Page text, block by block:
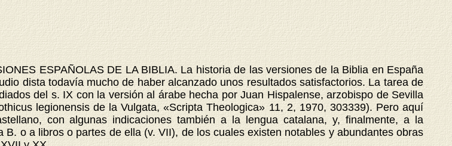
ESPAÑOLAS DE LA BIBLIA. La historia de las versiones de la Biblia en España
dista todavía mucho de haber alcanzado unos resultados satisfactorios. La tarea de
del s. IX con la versión al árabe hecha por Juan Hispalense, arzobispo de Sevilla
legionensis de la Vulgata, «Scripta Theologica» 11, 2, 1970, 303339). Pero aquí
con algunas indicaciones también a la lengua catalana, y, finalmente, a la
o a libros o partes de ella (v. VII), de los cuales existen notables y abundantes obras